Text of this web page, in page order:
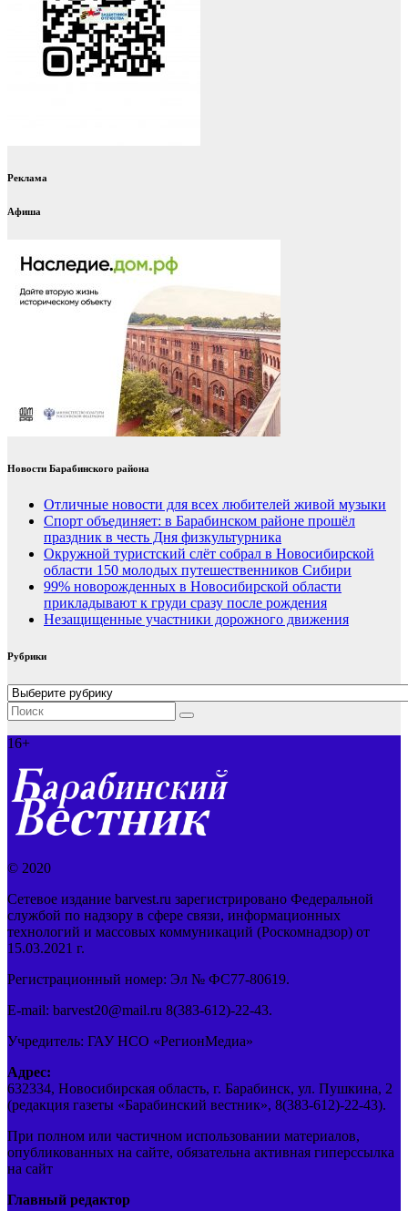
Реклама
Афиша
Новости Барабинского района
Отличные новости для всех любителей живой музыки
Спорт объединяет: в Барабинском районе прошёл
праздник в честь Дня физкультурника
Окружной туристский слёт собрал в Новосибирской
области 150 молодых путешественников Сибири
99% новорожденных в Новосибирской области
прикладывают к груди сразу после рождения
Незащищенные участники дорожного движения
Рубрики
Рубрики
16+
© 2020
Сетевое издание barvest.ru зарегистрировано Федеральной
службой по надзору в сфере связи, информационных
технологий и массовых коммуникаций (Роскомнадзор) от
15.03.2021 г.
Регистрационный номер: Эл № ФС77-80619.
E-mail: barvest20@mail.ru 8(383-612)-22-43.
Учредитель: ГАУ НСО «РегионМедиа»
Адрес:
632334, Новосибирская область, г. Барабинск, ул. Пушкина, 2
(редакция газеты «Барабинский вестник», 8(383-612)-22-43).
При полном или частичном использовании материалов,
опубликованных на сайте, обязательна активная гиперссылка
на сайт
Главный редактор